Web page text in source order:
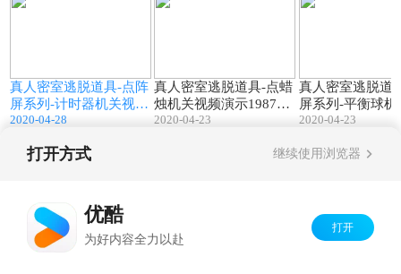
真人密室逃脱道具-点阵
屏系列-计时器机关视频
演示1987工作室道具供
2020-04-28
真人密室逃脱道具-点蜡
烛机关视频演示1987工
作室道具供应商
2020-04-23
真人密室逃脱道
屏系列-平衡球机
演示1987工作室
2020-04-23
打开方式 继续使用浏览器
优酷
为好内容全力以赴
打开